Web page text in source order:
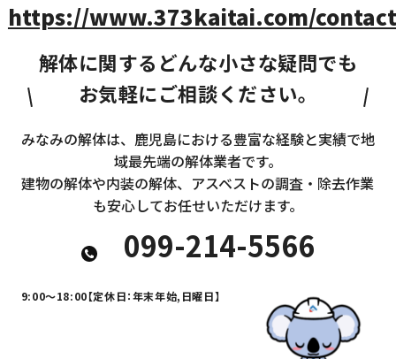
https://www.373kaitai.com/
解体に関するどんな小さな疑問でも
お気軽にご相談ください。
みなみの解体は、鹿児島における豊富な経験と実績で地
域最先端の解体業者です。
建物の解体や内装の解体、アスベストの調査・除去作業
も安心してお任せいただけます。
099-214-5566
9:00～18:00【定休日：年末年始,日曜日】